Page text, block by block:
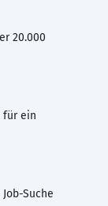
20.000
für ein
Suche